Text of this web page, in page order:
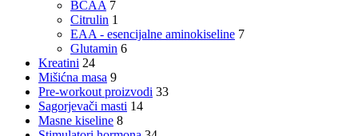
BCAA 7
Citrulin 1
EAA - esencijalne aminokiseline 7
Glutamin 6
Kreatini 24
Mišićna masa 9
Pre-workout proizvodi 33
Sagorjevači masti 14
Masne kiseline 8